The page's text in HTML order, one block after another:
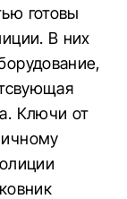
готовы
В них
Ключи от